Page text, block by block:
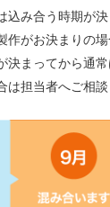
込み合う時期が
作がお決まりの
決まってから通
は担当者へご相談